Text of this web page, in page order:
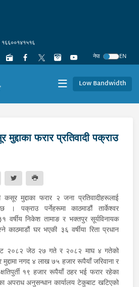
१६६००१४१५१६
नेपा
EN
Low Bandwidth
फरार प्रतिवादी पक्राउ
मुद्दाका फरार २ जना प्रतिवादीहरूलाई
। पक्राउ पर्नेहरूमा काठमाडौं तार्केश्वर
वर्षीय निकेश तामाङ र भक्तपुर सूर्यविनायक
काठमाडौं घर भएकी ३६ वर्षीया रिता प्रधान
२०८२ जेठ २७ गते र २०८२ माघ ४ गतेको
नगद ४ लाख ७५ हजार रूपैयाँ जरिवाना र
१९ हजार रूपैयाँ ठहर भई फरार रहेका
अपराध अनुसन्धान कार्यालय टेकुबाट खटिएको